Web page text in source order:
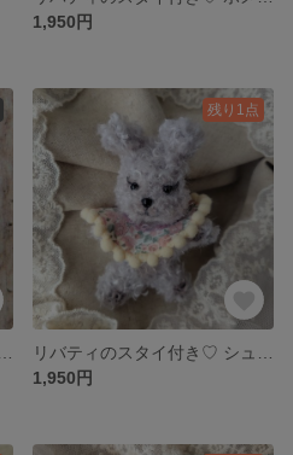
1,950円
残り1点
1,950円